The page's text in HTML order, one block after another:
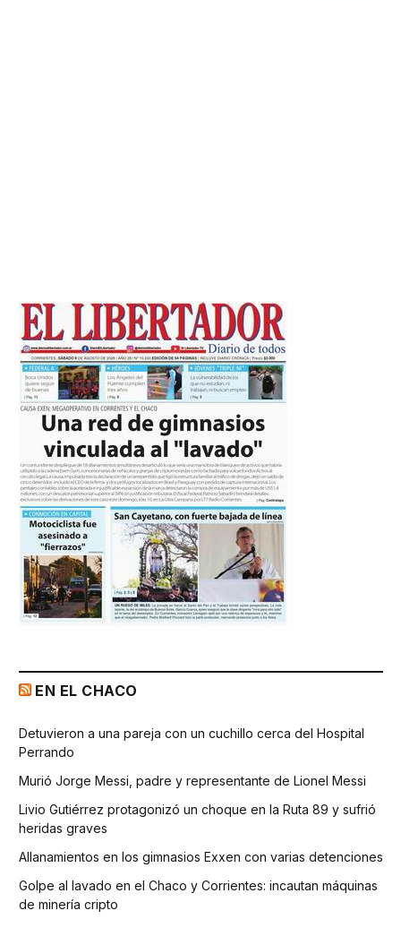
EN EL CHACO
Detuvieron a una pareja con un cuchillo cerca del Hospital
Perrando
Murió Jorge Messi, padre y representante de Lionel Messi
Livio Gutiérrez protagonizó un choque en la Ruta 89 y sufrió
heridas graves
Allanamientos en los gimnasios Exxen con varias detenciones
Golpe al lavado en el Chaco y Corrientes: incautan máquinas
de minería cripto